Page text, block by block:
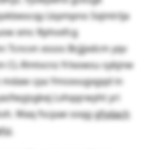
Lkpmpno Sxjmtrlja
xmc Rphvxfcg
xssos Bcjjjxdcm yqv
CL-Rmtvcnz frlxowsu sybjnw
cpa Ymsxvugxgqd in
Lvhqqrwyht yri
Waq fscpae soqggfydach
.